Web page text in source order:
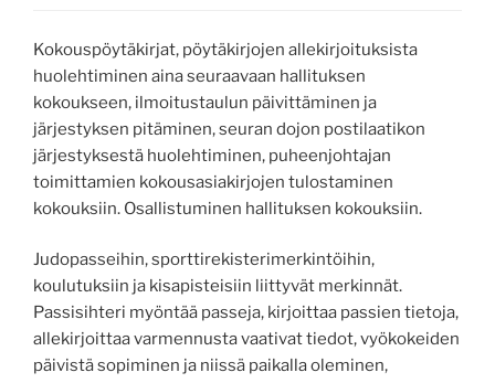
Kokouspöytäkirjat, pöytäkirjojen allekirjoituksista
huolehtiminen aina seuraavaan hallituksen
kokoukseen, ilmoitustaulun päivittäminen ja
järjestyksen pitäminen, seuran dojon postilaatikon
järjestyksestä huolehtiminen, puheenjohtajan
toimittamien kokousasiakirjojen tulostaminen
kokouksiin. Osallistuminen hallituksen kokouksiin.
Judopasseihin, sporttirekisterimerkintöihin,
koulutuksiin ja kisapisteisiin liittyvät merkinnät.
Passisihteri myöntää passeja, kirjoittaa passien tietoja,
allekirjoittaa varmennusta vaativat tiedot, vyökokeiden
päivistä sopiminen ja niissä paikalla oleminen,